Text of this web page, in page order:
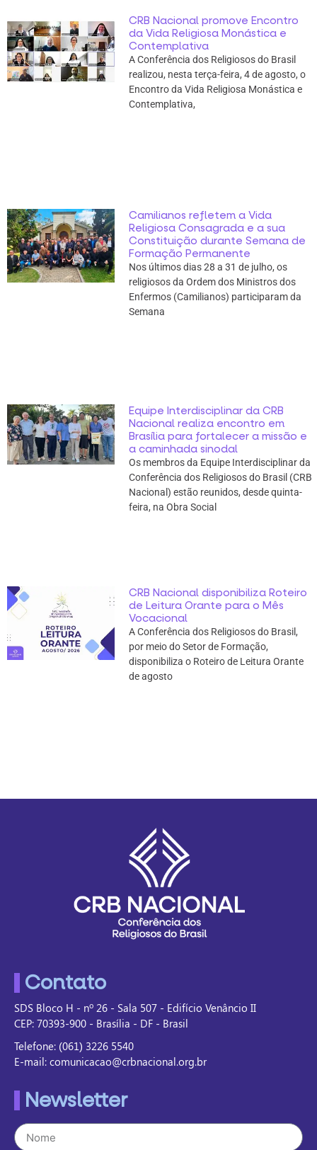
CRB Nacional promove Encontro
da Vida Religiosa Monástica e
Contemplativa
A Conferência dos Religiosos do Brasil
realizou, nesta terça-feira, 4 de agosto, o
Encontro da Vida Religiosa Monástica e
Contemplativa,
Camilianos refletem a Vida
Religiosa Consagrada e a sua
Constituição durante Semana de
Formação Permanente
Nos últimos dias 28 a 31 de julho, os
religiosos da Ordem dos Ministros dos
Enfermos (Camilianos) participaram da
Semana
Equipe Interdisciplinar da CRB
Nacional realiza encontro em
Brasília para fortalecer a missão e
a caminhada sinodal
Os membros da Equipe Interdisciplinar da
Conferência dos Religiosos do Brasil (CRB
Nacional) estão reunidos, desde quinta-
feira, na Obra Social
CRB Nacional disponibiliza Roteiro
de Leitura Orante para o Mês
Vocacional
A Conferência dos Religiosos do Brasil,
por meio do Setor de Formação,
disponibiliza o Roteiro de Leitura Orante
de agosto
Contato
SDS Bloco H - nº 26 - Sala 507 - Edifício Venâncio II
CEP: 70393-900 - Brasília - DF - Brasil
Telefone: (061) 3226 5540
E-mail: comunicacao@crbnacional.org.br
Newsletter